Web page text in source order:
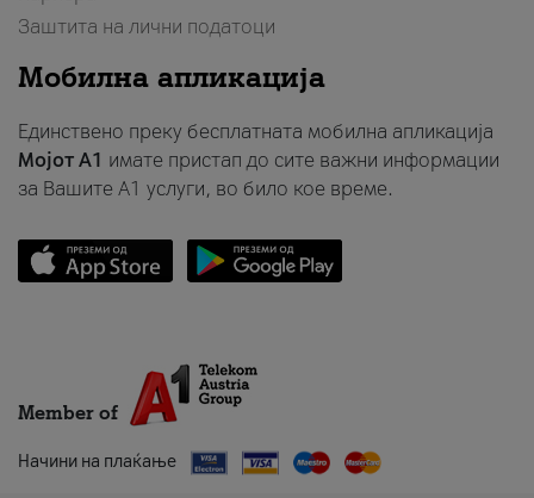
Заштита на лични податоци
Мобилна апликација
Единствено преку бесплатната мобилна апликација
Мојот A1 имате пристап до сите важни информации
за Вашите A1 услуги, во било кое време.
Member of
Начини на плаќање